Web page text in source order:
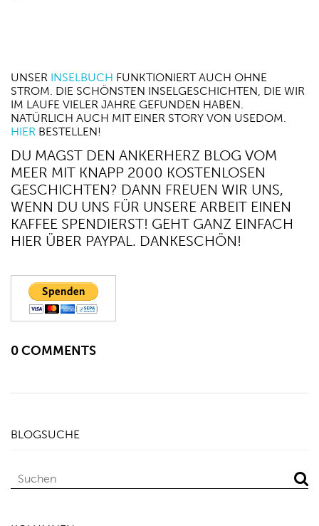
UNSER INSELBUCH FUNKTIONIERT AUCH OHNE
STROM. DIE SCHÖNSTEN INSELGESCHICHTEN, DIE WIR
IM LAUFE VIELER JAHRE GEFUNDEN HABEN.
NATÜRLICH AUCH MIT EINER STORY VON USEDOM.
HIER BESTELLEN!
DU MAGST DEN ANKERHERZ BLOG VOM
MEER MIT KNAPP 2000 KOSTENLOSEN
GESCHICHTEN? DANN FREUEN WIR UNS,
WENN DU UNS FÜR UNSERE ARBEIT EINEN
KAFFEE SPENDIERST! GEHT GANZ EINFACH
HIER ÜBER PAYPAL. DANKESCHÖN!
0 COMMENTS
BLOGSUCHE